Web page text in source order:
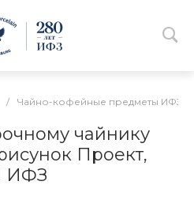
/ Чайно-кофейные предметы ИФЗ
чайнику
Проект,
ИФЗ